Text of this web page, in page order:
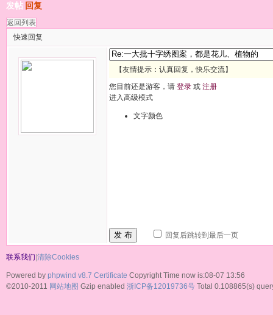
发帖 回复
返回列表
快速回复
【友情提示：认真回复，快乐交流】
您目前还是游客，请 登录 或 注册
进入高级模式
文字颜色
发 布 回复后跳转到最后一页
联系我们|清除Cookies
Powered by phpwind v8.7 Certificate Copyright Time now is:08-07 13:56
©2010-2011 网站地图 Gzip enabled 浙ICP备12019736号 Total 0.108865(s)